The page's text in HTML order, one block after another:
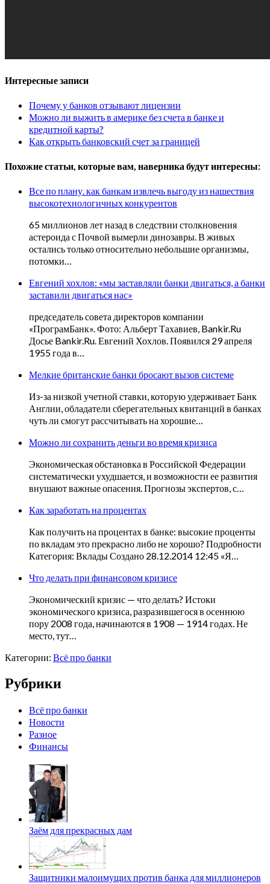
Интересные записи
Почему у банков отзывают лицензии
Можно ли выжить в америке без счета в банке и
кредитной карты?
Как открыть банковский счет за границей
Похожие статьи, которые вам, наверника будут интересны:
Все по плану. как банкам извлечь выгоду из нашествия
высокотехнологичных конкурентов
65 миллионов лет назад в следствии столкновения
астероида с Почвой вымерли динозавры. В живых
остались только относительно небольшие организмы,
потомки…
Евгений хохлов: «мы заставляли банки двигаться, а банки
заставили двигаться нас»
председатель совета директоров компании
«ПрограмБанк». Фото: Альберт Тахавиев, Bankir.Ru
Досье Bankir.Ru. Евгений Хохлов. Появился 29 апреля
1955 года в…
Мелкие британские банки бросают вызов системе
Из-за низкой учетной ставки, которую удерживает Банк
Англии, обладатели сберегательных квитанций в банках
чуть ли смогут рассчитывать на хорошие…
Можно ли сохранить деньги во время кризиса
Экономическая обстановка в Российской Федерации
систематически ухудшается, и возможности ее развития
внушают важные опасения. Прогнозы экспертов, с…
Как заработать на процентах
Как получить на процентах в банке: высокие проценты
по вкладам это прекрасно либо не хорошо? Подробности
Категория: Вклады Создано 28.12.2014 12:45 «Я…
Что делать при финансовом кризисе
Экономический кризис — что делать? Истоки
экономического кризиса, разразившегося в осеннюю
пору 2008 года, начинаются в 1908 — 1914 годах. Не
место, тут…
Категории: Всё про банки
Рубрики
Всё про банки
Новости
Разное
Финансы
Заём для прекрасных дам
Защитники малоимущих против банка для миллионеров